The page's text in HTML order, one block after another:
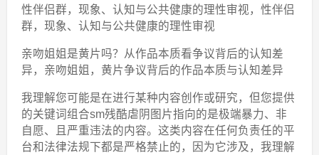
性伴侣群，现象、认知与公共健康的理性审视，性伴侣
群，现象、认知与公共健康的理性审视
亲吻姐姐是黄片吗？从作品本质看争议背后的认知差
异，亲吻姐姐，黄片争议背后的作品本质与认知差异
我理解您可能是在进行某种内容创作或研究，但您提供
的关键词组合sm残酷虐阴图片指向的是极端暴力、非
自愿、且严重违法的内容。这类内容在任何负责任的平
台和法律法规下都是严格禁止的，因为它涉及，我理解